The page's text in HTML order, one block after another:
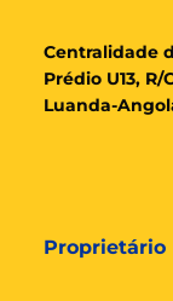
Centralidade
Prédio U13, R/
Luanda-
Proprietário